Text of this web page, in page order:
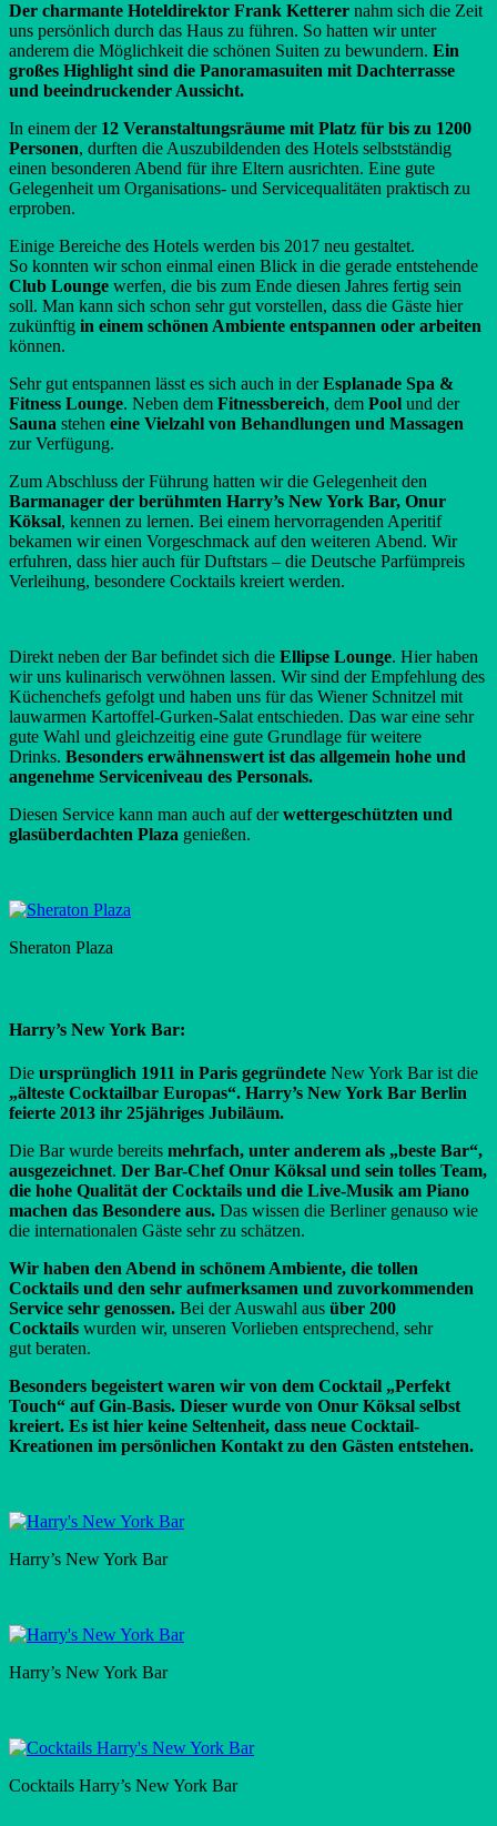
Der charmante Hoteldirektor Frank Ketterer nahm sich die Zeit
uns persönlich durch das Haus zu führen. So hatten wir unter
anderem die Möglichkeit die schönen Suiten zu bewundern. Ein
großes Highlight sind die Panoramasuiten mit Dachterrasse
und beeindruckender Aussicht.
In einem der 12 Veranstaltungsräume mit Platz für bis zu 1200
Personen, durften die Auszubildenden des Hotels selbstständig
einen besonderen Abend für ihre Eltern ausrichten. Eine gute
Gelegenheit um Organisations- und Servicequalitäten praktisch zu
erproben.
Einige Bereiche des Hotels werden bis 2017 neu gestaltet.
So konnten wir schon einmal einen Blick in die gerade entstehende
Club Lounge werfen, die bis zum Ende diesen Jahres fertig sein
soll. Man kann sich schon sehr gut vorstellen, dass die Gäste hier
zukünftig in einem schönen Ambiente entspannen oder arbeiten
können.
Sehr gut entspannen lässt es sich auch in derEsplanade Spa &
Fitness Lounge. Neben dem Fitnessbereich, dem Pool und der
Sauna stehen eine Vielzahl von Behandlungen und Massagen
zur Verfügung.
Zum Abschluss der Führung hatten wir die Gelegenheit den
Barmanager der berühmten Harry’s New York Bar, Onur
Köksal, kennen zu lernen. Bei einem hervorragenden Aperitif
bekamen wir einen Vorgeschmack auf den weiteren Abend. Wir
erfuhren, dass hier auch für Duftstars – die Deutsche Parfümpreis
Verleihung, besondere Cocktails kreiert werden.
Direkt neben der Bar befindet sich die Ellipse Lounge. Hier haben
wir uns kulinarisch verwöhnen lassen. Wir sind der Empfehlung des
Küchenchefs gefolgt und haben uns für das Wiener Schnitzel mit
lauwarmen Kartoffel-Gurken-Salat entschieden. Das war eine sehr
gute Wahl und gleichzeitig eine gute Grundlage für weitere
Drinks. Besonders erwähnenswert ist das allgemein hohe und
angenehme Serviceniveau des Personals.
Diesen Service kann man auch auf derwettergeschützten und
glasüberdachten Plaza genießen.
Sheraton Plaza
Harry’s New York Bar:
Die ursprünglich 1911 in Paris gegründete New York Bar ist die
„älteste Cocktailbar Europas“. Harry’s New York Bar Berlin
feierte 2013 ihr 25jähriges Jubiläum.
Die Bar wurde bereits mehrfach, unter anderem als „beste Bar“,
ausgezeichnet. Der Bar-Chef Onur Köksal und sein tolles Team,
die hohe Qualität der Cocktails und die Live-Musik am Piano
machen das Besondere aus. Das wissen die Berliner genauso wie
die internationalen Gäste sehr zu schätzen.
Wir haben den Abend in schönem Ambiente, die tollen
Cocktails und den sehr aufmerksamen und zuvorkommenden
Service sehr genossen. Bei der Auswahl aus über 200
Cocktails wurden wir, unseren Vorlieben entsprechend, sehr
gut beraten.
Besonders begeistert waren wir von dem Cocktail „Perfekt
Touch“ auf Gin-Basis. Dieser wurde von Onur Köksal selbst
kreiert. Es ist hier keine Seltenheit, dass neue Cocktail-
Kreationen im persönlichen Kontakt zu den Gästen entstehen.
Harry’s New York Bar
Harry’s New York Bar
Cocktails Harry’s New York Bar